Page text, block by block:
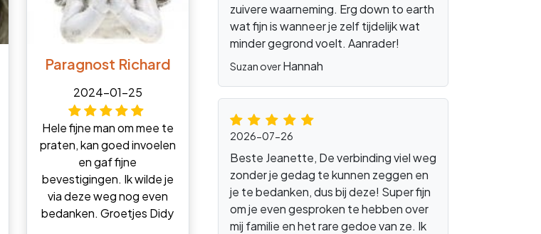
Paragnost Richard
2024-01-25
Hele fijne man om mee te
praten, kan goed invoelen
en gaf fijne
bevestigingen. Ik wilde je
via deze weg nog even
bedanken. Groetjes Didy
zuivere waarneming. Erg down to earth
wat fijn is wanneer je zelf tijdelijk wat
minder gegrond voelt. Aanrader!
Suzan overHannah
2026-07-26
Beste Jeanette, De verbinding viel weg
zonder je gedag te kunnen zeggen en
je te bedanken, dus bij deze! Super fijn
om je even gesproken te hebben over
mij familie en het rare gedoe van ze. Ik